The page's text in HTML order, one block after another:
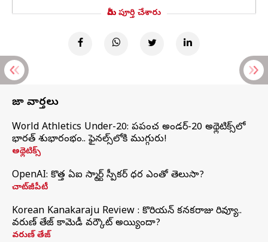
మీరు పూర్తి చేశారు
తాజా వార్తలు
World Athletics Under-20: ప్రపంచ అండర్-20 అథ్లెటిక్స్‌లో
భారత్‌ శుభారంభం.. ఫైనల్స్‌లోకి ముగ్గురు!
అథ్లెటిక్స్
OpenAI: కొత్త ఏఐ స్మార్ట్ స్పీకర్ ధర ఎంతో తెలుసా?
చాట్‌జీపీటీ
Korean Kanakaraju Review : కొరియన్ కనకరాజు రివ్యూ..
వరుణ్ తేజ్ కామెడీ వర్కౌట్ అయ్యిందా?
వరుణ్ తేజ్